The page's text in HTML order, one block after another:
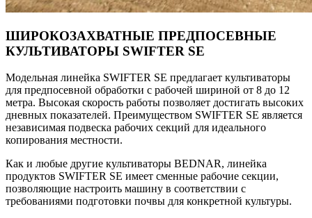
ШИРОКОЗАХВАТНЫЕ ПРЕДПОСЕВНЫЕ
КУЛЬТИВАТОРЫ SWIFTER SE
Модельная линейка SWIFTER SE предлагает культиваторы
для предпосевной обработки с рабочей шириной от 8 до 12
метра. Высокая скорость работы позволяет достигать высоких
дневных показателей. Преимуществом SWIFTER SE является
независимая подвеска рабочих секций для идеального
копирования местности.
Как и любые другие культиваторы BEDNAR, линейка
продуктов SWIFTER SE имеет сменные рабочие секции,
позволяющие настроить машину в соответствии с
требованиями подготовки почвы для конкретной культуры.